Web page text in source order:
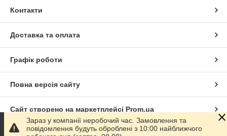
Контакти
Доставка та оплата
Графік роботи
Повна версія сайту
Сайт створено на маркетплейсі Prom.ua
Політика конфіденційності
Зараз у компанії неробочий час. Замовлення та
повідомлення будуть оброблені з 10:00 найближчого